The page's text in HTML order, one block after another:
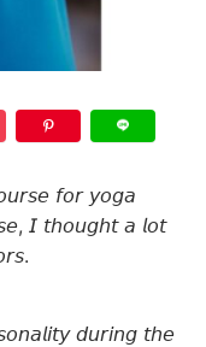
𝘧𝘰𝘳 𝘺𝘰𝘨𝘢
𝘐 𝘵𝘩𝘰𝘶𝘨𝘩𝘵 𝘢 𝘭𝘰𝘵
𝘥𝘶𝘳𝘪𝘯𝘨 𝘵𝘩𝘦